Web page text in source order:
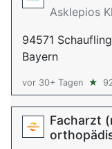
Asklepios
94571 Schaufling
Bayern
vor 30+ Tagen ★
Facharzt